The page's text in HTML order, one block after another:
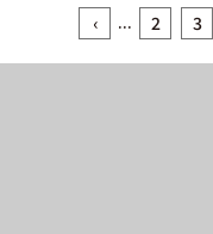
‹ ... 2 3